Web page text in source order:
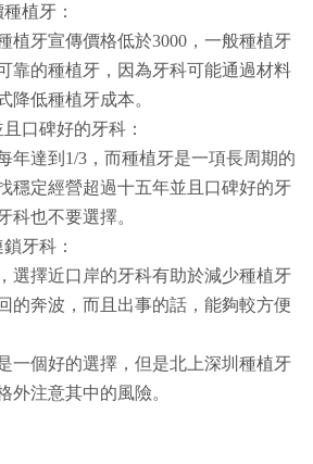
植牙：
植牙宣傳價格低於3000，一般種植牙
靠的種植牙，因為牙科可能通過材料
降低種植牙成本。
口碑好的牙科：
年達到1/3，而種植牙是一項長周期的
穩定經營超過十五年並且口碑好的牙
科也不要選擇。
牙科：
選擇近口岸的牙科有助於減少種植牙
的奔波，而且出事的話，能夠較方便
一個好的選擇，但是北上深圳種植牙
外注意其中的風險。